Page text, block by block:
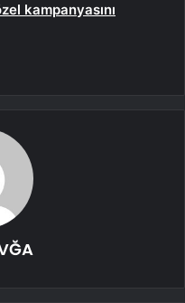
kampanyasını